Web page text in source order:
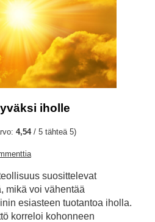
iholle
4,54/ 5 tähteä 5)
suosittelevat
mikä voi vähentää
esiasteen tuotantoa iholla.
korreloi kohonneen